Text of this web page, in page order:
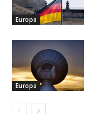
Europa
Europa